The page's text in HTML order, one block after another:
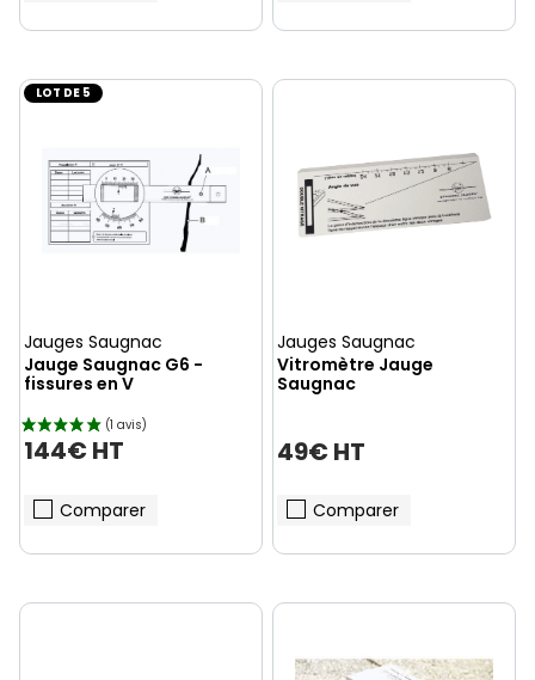
LOT DE 5
Jauges Saugnac
Jauge Saugnac G6 -
fissures en V
144€ HT
Comparer
Jauges Saugnac
Vitromètre Jauge
Saugnac
49€ HT
Comparer